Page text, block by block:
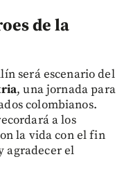
de la
será escenario del
, una jornada para
colombianos.
a los
la vida con el fin
agradecer el